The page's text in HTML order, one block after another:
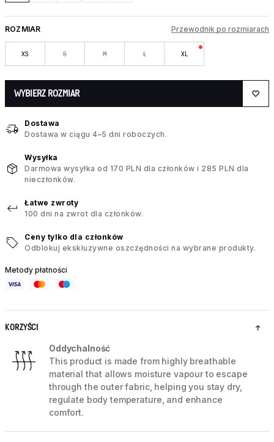
ROZMIAR Przewodnik po rozmiarach
XS S M L XL
WYBIERZ ROZMIAR
Dostawa
Dostawa w ciągu 4–5 dni roboczych.
Wysyłka
Darmowa wysyłka od 170 PLN dla członków i 285 PLN dla
nieczłonków.
Łatwe zwroty
100 dni na zwrot dla członków.
Ceny tylko dla członków
Odblokuj ekskluzywne oszczędności na wybrane produkty.
Metody płatności
KORZYŚCI
Oddychalność
This product is made from highly breathable
material that allows moisture vapour to escape
through the outer fabric, helping you stay dry,
regulate body temperature, and enhance
comfort.